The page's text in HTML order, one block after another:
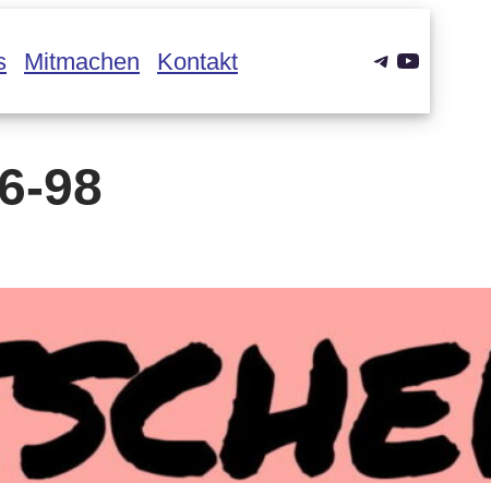
Mitmachen Kontakt Telegram
98